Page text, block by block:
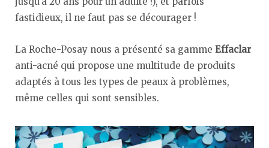
fastidieux, il ne faut pas se décourager !
La Roche-Posay nous a présenté sa gamme Effaclar
anti-acné qui propose une multitude de produits
adaptés à tous les types de peaux à problèmes,
même celles qui sont sensibles.